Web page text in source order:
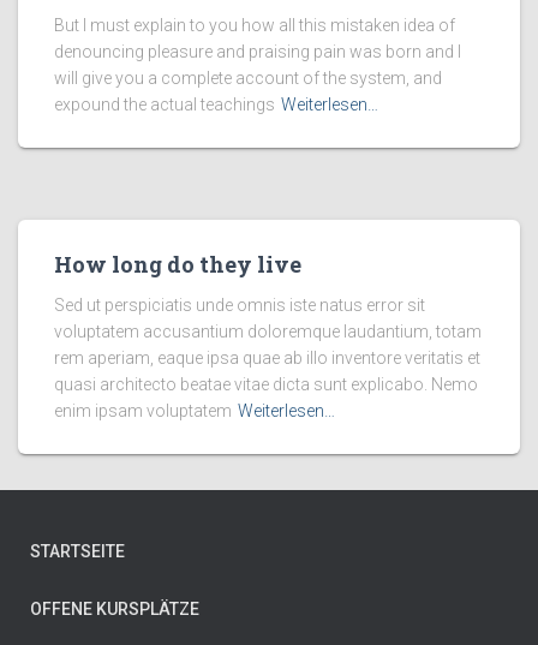
But I must explain to you how all this mistaken idea of
denouncing pleasure and praising pain was born and I
will give you a complete account of the system, and
expound the actual teachings Weiterlesen…
How long do they live
Sed ut perspiciatis unde omnis iste natus error sit
voluptatem accusantium doloremque laudantium, totam
rem aperiam, eaque ipsa quae ab illo inventore veritatis et
quasi architecto beatae vitae dicta sunt explicabo. Nemo
enim ipsam voluptatem Weiterlesen…
STARTSEITE
OFFENE KURSPLÄTZE